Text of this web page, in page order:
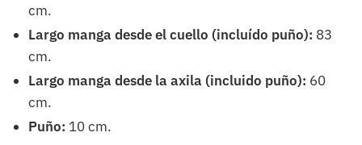
cm.
Largo manga desde el cuello (incluído puño): 83
cm.
Largo manga desde la axila (incluido puño): 60
cm.
Puño: 10 cm.